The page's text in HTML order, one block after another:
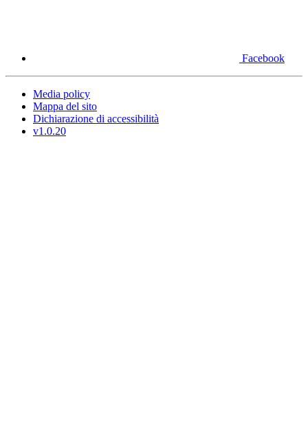
Facebook
Media policy
Mappa del sito
Dichiarazione di accessibilità
v1.0.20